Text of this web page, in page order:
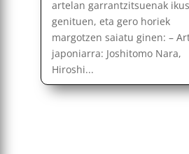
artelan garrantzitsuenak
genituen, eta gero horiek
margotzen saiatu ginen: –
japoniarra: Joshitomo Nara,
Hiroshi...